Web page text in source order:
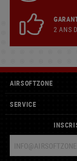
2 ANS
AIRSOFTZONE
SERVICE